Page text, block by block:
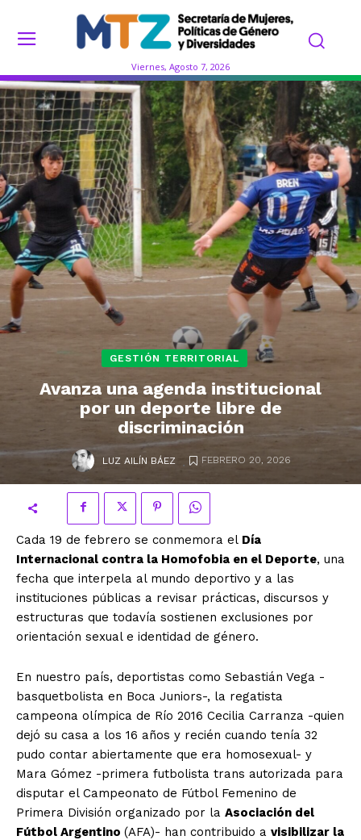
Viernes, Agosto 7, 2026
GESTIÓN TERRITORIAL
Avanza una agenda institucional
por un deporte libre de
discriminación
LUZ AILÍN BÁEZ . FEBRERO 20, 2026
Cada 19 de febrero se conmemora el Día
Internacional contra la Homofobia en el Deporte, una
fecha que interpela al mundo deportivo y a las
instituciones públicas a revisar prácticas, discursos y
estructuras que todavía sostienen exclusiones por
orientación sexual e identidad de género.
En nuestro país, deportistas como Sebastián Vega -
basquetbolista en Boca Juniors-, la regatista
campeona olímpica de Río 2016 Cecilia Carranza -quien
dejó su casa a los 16 años y recién cuando tenía 32
pudo contar abiertamente que era homosexual- y
Mara Gómez -primera futbolista trans autorizada para
disputar el Campeonato de Fútbol Femenino de
Primera División organizado por la Asociación del
Fútbol Argentino (AFA)- han contribuido a visibilizar la